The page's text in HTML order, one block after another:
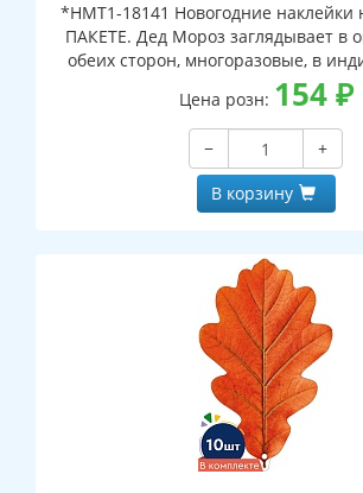
*НМТ1-18141 Новогодние наклейки
ПАКЕТЕ. Дед Мороз заглядывает в
обеих сторон, многоразовые, в
упаковке, с европодвесом и
Цена розн: 154₽
−
+
В корзину